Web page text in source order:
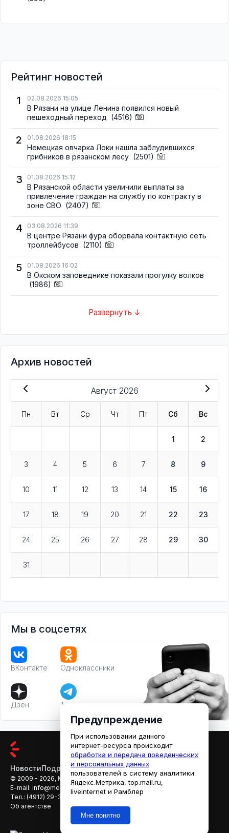
Рейтинг новостей
1
02.08.2026 15:05
В Рязани на улице Ленина появился новый
пешеходный переход (4516)
2 01.08.2026 18:15
Немецкая овчарка Локи нашла заблудившихся
грибников в рязанском лесу (2501)
3 01.08.2026 15:12
В Рязанской области увеличили выплаты за
привлечение граждан на службу по контракту в
зоне СВО (2407)
4 03.08.2026 11:39
В центре Рязани фура оборвала контактную сеть
троллейбусов (2110)
5 01.08.2026 16:02
В Окском заповеднике показали прогулку волков
(1986)
Развернуть ↓
Архив новостей
Август 2026
Пн Вт Ср Чт Пт Сб Вс
1 2
3 4 5 6 7 8 9
10 11 12 13 14 15 16
17 18 19 20 21 22 23
24 25 26 27 28 29 30
31
Мы в соцсетях
ВКонтакте Одноклассники
Дзен Телеграм
НовостиПодробностиАфишаКино
© 2009 - 2026, МЕДИАРЯЗАНЬ
E-mail: info@mediaryazan.ru
reklama@mediaryazan.ru
Тел.: (4912) 29-33-66
Об агентстве
Предупреждение
При использовании данного
интернет-ресурса происходит
обработка и передача поведенческих
и персональных данных
пользователей в систему аналитики
Яндекс.Метрика, top.mail.ru,
liveinternet и Рамблер
Мне понятно